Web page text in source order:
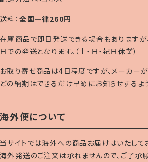
送料：全国一律260円
在庫商品で即日発送できる場合もありますが
日での発送となります。（土・日・祝日休業）
お取り寄せ商品は4日程度ですが、メーカー
どの納期はできるだけ早めにお知らせするよ
海外便について
当サイトでは海外への商品お届けはいたして
海外発送のご注文は承れませんので、ご了承願